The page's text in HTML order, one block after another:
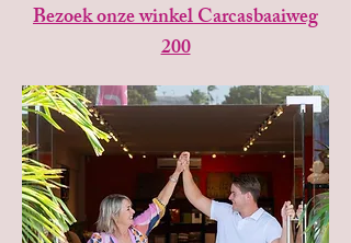
Bezoek onze winkel Carcasbaaiweg
200